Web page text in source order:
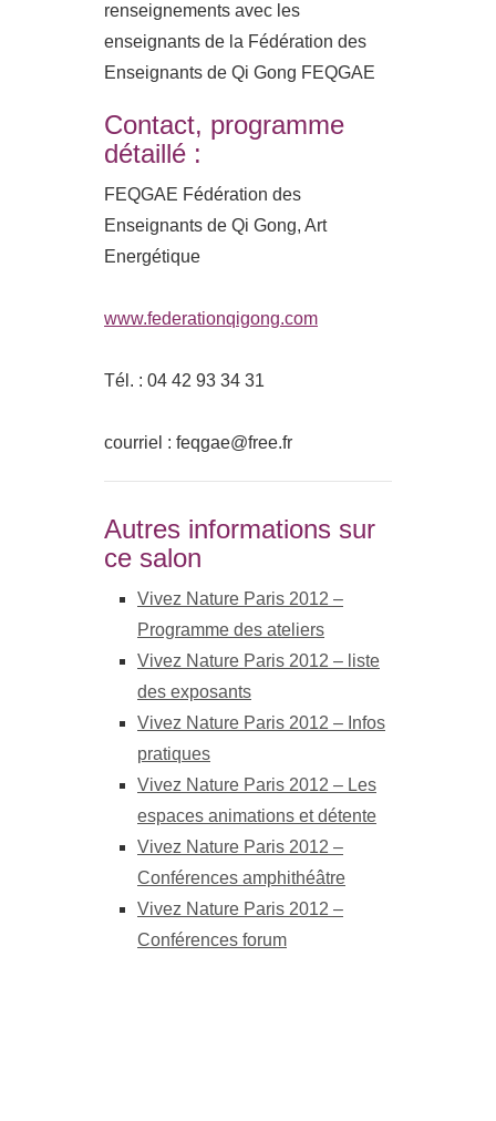
renseignements avec les
enseignants de la Fédération des
Enseignants de Qi Gong FEQGAE
Contact, programme
détaillé :
FEQGAE Fédération des
Enseignants de Qi Gong, Art
Energétique
www.federationqigong.com
Tél. : 04 42 93 34 31
courriel : feqgae@free.fr
Autres informations sur
ce salon
Vivez Nature Paris 2012 –
Programme des ateliers
Vivez Nature Paris 2012 – liste
des exposants
Vivez Nature Paris 2012 – Infos
pratiques
Vivez Nature Paris 2012 – Les
espaces animations et détente
Vivez Nature Paris 2012 –
Conférences amphithéâtre
Vivez Nature Paris 2012 –
Conférences forum